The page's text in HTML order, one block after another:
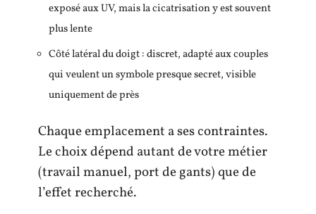
exposé aux UV, mais la cicatrisation y est souvent
plus lente
Côté latéral du doigt : discret, adapté aux couples
qui veulent un symbole presque secret, visible
uniquement de près
Chaque emplacement a ses contraintes.
Le choix dépend autant de votre métier
(travail manuel, port de gants) que de
l’effet recherché.